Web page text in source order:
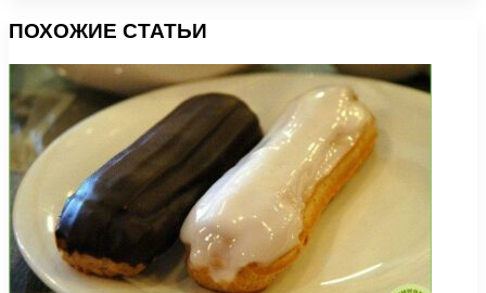
ПОХОЖИЕ СТАТЬИ